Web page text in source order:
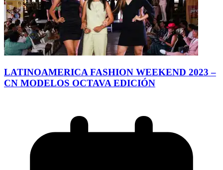
LATINOAMERICA FASHION WEEKEND 2023 –
CN MODELOS OCTAVA EDICIÓN